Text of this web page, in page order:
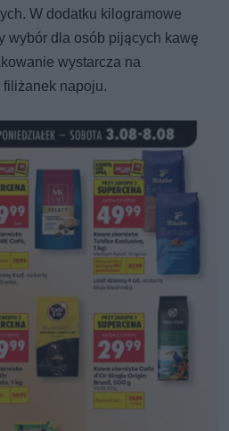
W dodatku kilogramowe
wybór dla osób pijących kawę
wystarcza na
napoju.